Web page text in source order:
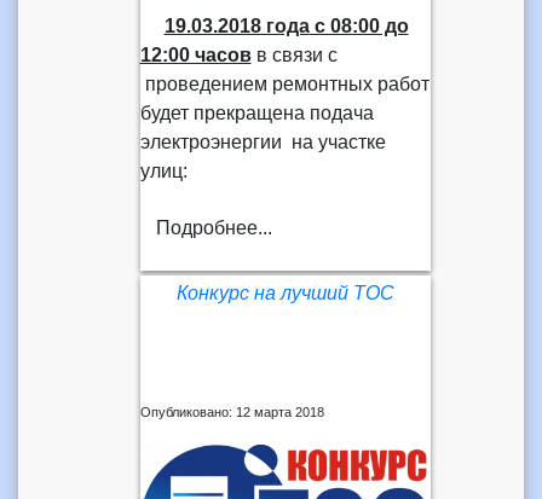
19.03.2018 годас 08:00 до
12:00 часовв связи с
проведением ремонтных работ
будет прекращена подача
электроэнергии на участке
улиц:
Подробнее...
Конкурс на лучший ТОС
Опубликовано: 12 марта 2018